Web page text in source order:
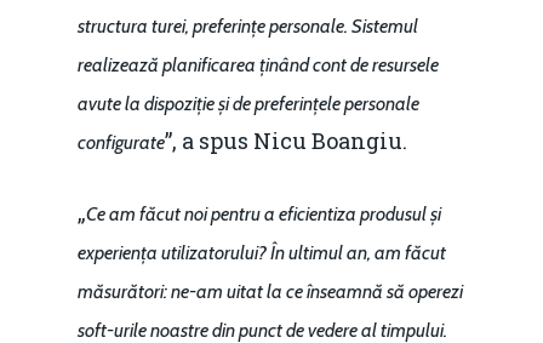
structura turei, preferințe personale. Sistemul
realizează planificarea ținând cont de resursele
avute la dispoziție și de preferințele personale
configurate”, a spus Nicu Boangiu.
„Ce am făcut noi pentru a eficientiza produsul și
experiența utilizatorului? În ultimul an, am făcut
măsurători: ne-am uitat la ce înseamnă să operezi
soft-urile noastre din punct de vedere al timpului.
Martie 2016
Decembrie 2015
Agribusiness
Energia
Construcții și